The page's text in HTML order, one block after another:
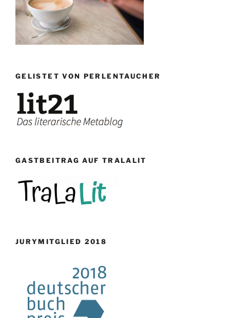
GELISTET VON PERLENTAUCHER
GASTBEITRAG AUF TRALALIT
JURYMITGLIED 2018